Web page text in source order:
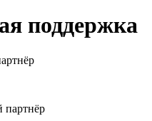
поддержка
партнёр